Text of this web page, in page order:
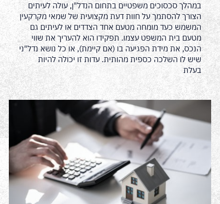
במהלך סכסוכים משפטיים בתחום הנדל"ן, עולה לעיתים
הצורך להסתמך על חוות דעת מקצועית של שמאי מקרקעין
המשמש כעד מומחה מטעם אחד הצדדים או לעיתים גם
מטעם בית המשפט עצמו. תפקידו הוא להעריך את שווי
הנכס, את מידת הפגיעה בו (אם קיימת), או כל נושא נדל"ני
שיש לו השלכה כספית מהותית. עדות זו יכולה להיות
בעלת